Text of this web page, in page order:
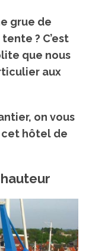
grue de
? C’est
que nous
aux
on vous
cet hôtel de